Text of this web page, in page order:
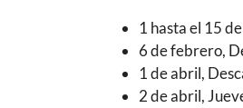
1 hasta el 15
6 de febrero,
1 de abril,
2 de abril,